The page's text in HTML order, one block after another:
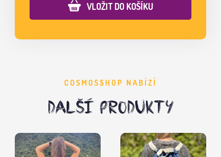
VLOŽIT DO KOŠÍKU
COSMOS$HOP NABÍZÍ
DALŠÍ PRODUKTY